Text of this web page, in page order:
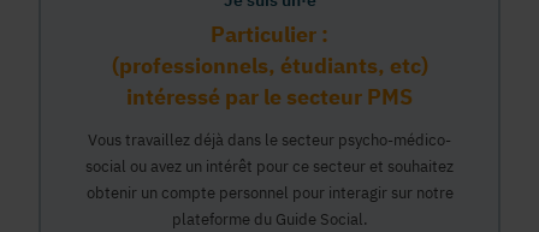
Particulier :
(professionnels, étudiants, etc)
intéressé par le secteur PMS
Vous travaillez déjà dans le secteur psycho-médico-
social ou avez un intérêt pour ce secteur et souhaitez
obtenir un compte personnel pour interagir sur notre
plateforme du Guide Social.